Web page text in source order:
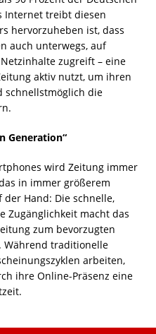
Internet treibt diesen
hervorzuheben ist, dass
auch unterwegs, auf
zugreift – eine
aktiv nutzt, um ihren
schnellstmöglich die
Generation“
wird Zeitung immer
in immer größerem
der Hand: Die schnelle,
Zugänglichkeit macht das
zum bevorzugten
Während traditionelle
arbeiten,
ihre Online-Präsenz eine